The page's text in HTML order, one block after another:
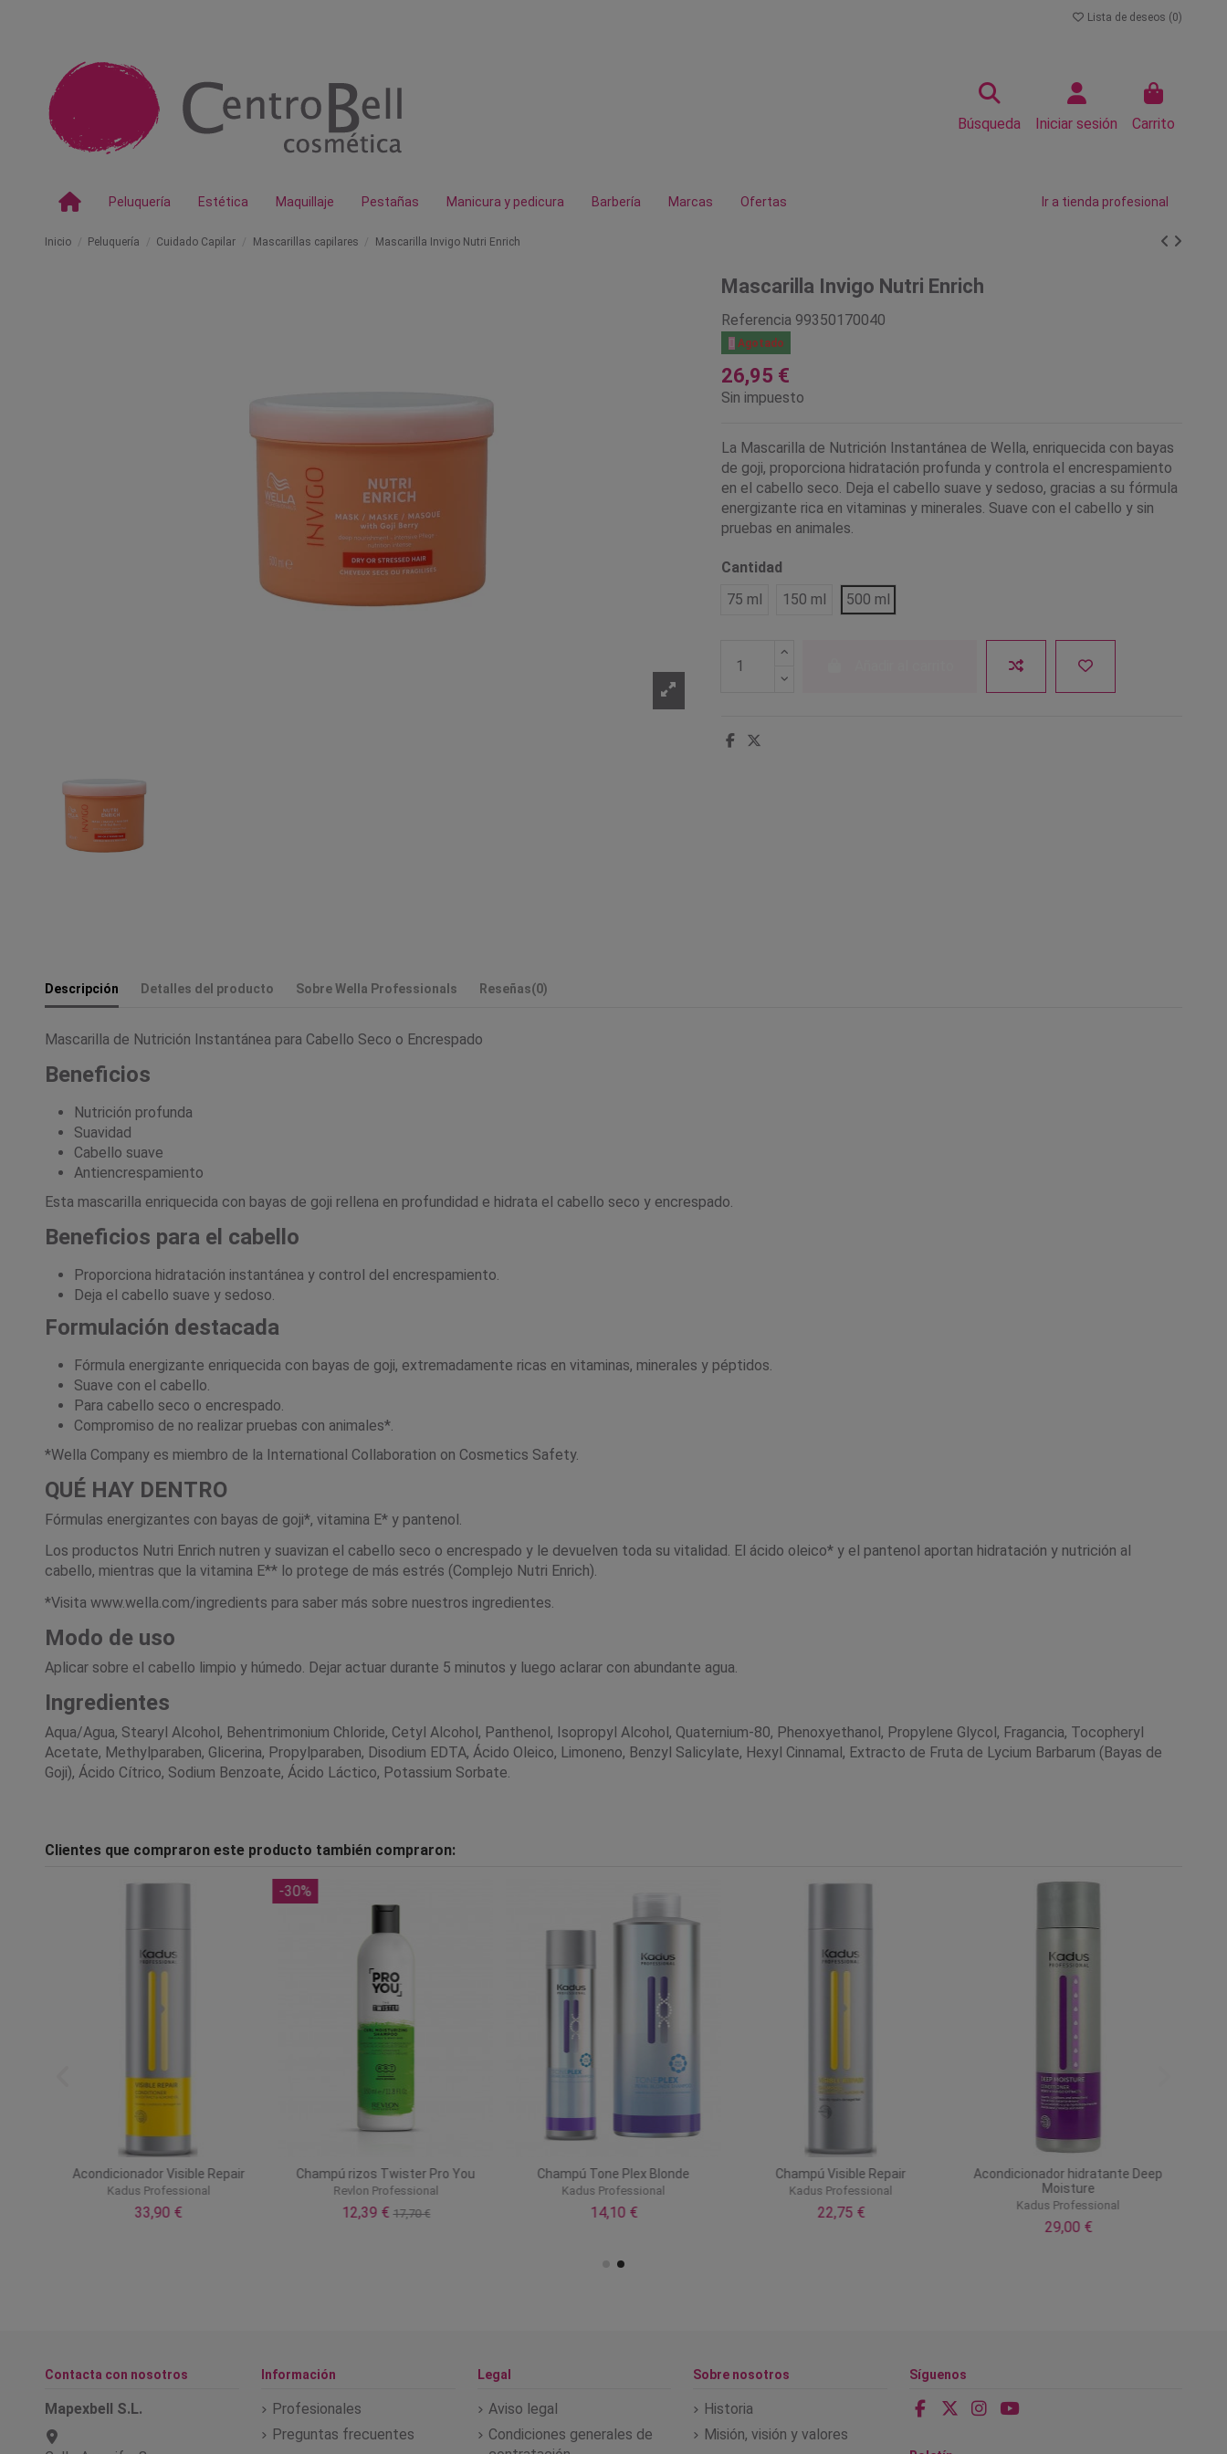
Lista de deseos (0)
Búsqueda Iniciar sesión Carrito
Peluquería Estética Maquillaje Pestañas Manicura y pedicura Barbería Marcas Ofertas Ir a tienda profesional
Inicio Peluquería Cuidado Capilar Mascarillas capilares Mascarilla Invigo Nutri Enrich
Mascarilla Invigo Nutri Enrich
Referencia 99350170040
Agotado
26,95 €
Sin impuesto
La Mascarilla de Nutrición Instantánea de Wella, enriquecida con bayas
de goji, proporciona hidratación profunda y controla el encrespamiento
en el cabello seco. Deja el cabello suave y sedoso, gracias a su fórmula
energizante rica en vitaminas y minerales. Suave con el cabello y sin
pruebas en animales.
Cantidad
75 ml
150 ml 500 ml
Descripción Detalles del producto Sobre Wella Professionals Reseñas(0)
Mascarilla de Nutrición Instantánea para Cabello Seco o Encrespado
Beneficios
Nutrición profunda
Suavidad
Cabello suave
Antiencrespamiento
Esta mascarilla enriquecida con bayas de goji rellena en profundidad e hidrata el cabello seco y encrespado.
Beneficios para el cabello
Proporciona hidratación instantánea y control del encrespamiento.
Deja el cabello suave y sedoso.
Formulación destacada
Fórmula energizante enriquecida con bayas de goji, extremadamente ricas en vitaminas, minerales y péptidos.
Suave con el cabello.
Para cabello seco o encrespado.
Compromiso de no realizar pruebas con animales*.
*Wella Company es miembro de la International Collaboration on Cosmetics Safety.
QUÉ HAY DENTRO
Fórmulas energizantes con bayas de goji*, vitamina E* y pantenol.
Los productos Nutri Enrich nutren y suavizan el cabello seco o encrespado y le devuelven toda su vitalidad. El ácido oleico* y el pantenol aportan hidratación y nutrición al
cabello, mientras que la vitamina E** lo protege de más estrés (Complejo Nutri Enrich).
*Visita www.wella.com/ingredients para saber más sobre nuestros ingredientes.
Modo de uso
Aplicar sobre el cabello limpio y húmedo. Dejar actuar durante 5 minutos y luego aclarar con abundante agua.
Ingredientes
Aqua/Agua, Stearyl Alcohol, Behentrimonium Chloride, Cetyl Alcohol, Panthenol, Isopropyl Alcohol, Quaternium-80, Phenoxyethanol, Propylene Glycol, Fragancia, Tocopheryl
Acetate, Methylparaben, Glicerina, Propylparaben, Disodium EDTA, Ácido Oleico, Limoneno, Benzyl Salicylate, Hexyl Cinnamal, Extracto de Fruta de Lycium Barbarum (Bayas de
Goji), Ácido Cítrico, Sodium Benzoate, Ácido Láctico, Potassium Sorbate.
Clientes que compraron este producto también compraron:
Acondicionador Visible Repair
Kadus Professional
33,90 €
-30%
Champú rizos Twister Pro You
Revlon Professional
12,39 €17,70 €
Champú Tone Plex Blonde
Kadus Professional
14,10 €
Champú Visible Repair
Kadus Professional
22,75 €
Acondicionador hidratante Deep
Moisture
Kadus Professional
29,00 €
Contacta con nosotros
Mapexbell S.L.
Información
Profesionales
Preguntas frecuentes
Legal
Aviso legal
Condiciones generales de
Sobre nosotros
Historia
Misión, visión y valores
Síguenos